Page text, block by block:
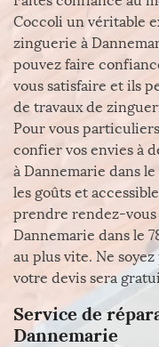
Coccoli un véritable
zinguerie à
pouvez faire
vous satisfaire et ils
de travaux de
Pour vous
confier vos envies à
à Dannemarie dans
les goûts et
prendre rendez-vous
Dannemarie dans le
au plus vite. Ne
votre devis sera
Service de
Dannemarie